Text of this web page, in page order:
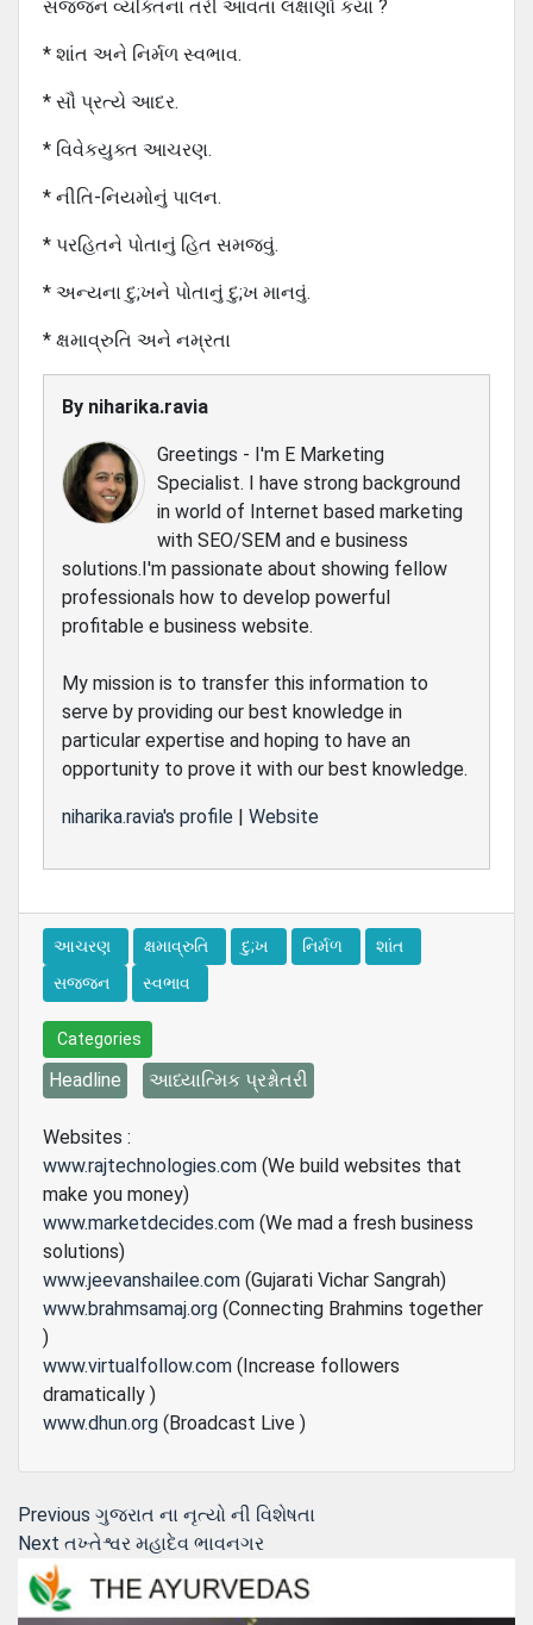
સજજન વ્યક્તિનાં તરી આવતાં લક્ષાણૉ કયાં ?
* શાંત અને નિર્મળ સ્વભાવ.
* સૌ પ્રત્યે આદર.
* વિવેકયુક્ત આચરણ.
* નીતિ-નિયમોનું પાલન.
* પરહિતને પોતાનું હિત સમજવું.
* અન્યના દુ;ખને પોતાનું દુ;ખ માનવું.
* ક્ષમાવ્રુતિ અને નમ્રતા
By niharika.ravia
Greetings - I'm E Marketing
Specialist. I have strong background
in world of Internet based marketing
with SEO/SEM and e business
solutions.I'm passionate about showing fellow
professionals how to develop powerful
profitable e business website.
My mission is to transfer this information to
serve by providing our best knowledge in
particular expertise and hoping to have an
opportunity to prove it with our best knowledge.
niharika.ravia's profile | Website
આચરણ ક્ષમાવ્રુતિ દુ;ખ નિર્મળ
શાંત
સજજન
સ્વભાવ
Categories
Headline આધ્યાત્મિક પ્રશ્નોતરી
Websites :
www.rajtechnologies.com (We build websites that
make you money)
www.marketdecides.com (We mad a fresh business
solutions)
www.jeevanshailee.com (Gujarati Vichar Sangrah)
www.brahmsamaj.org (Connecting Brahmins together
)
www.virtualfollow.com (Increase followers
dramatically )
www.dhun.org (Broadcast Live )
Post
navigation
Previous Previous
post:
ગુજરાત ના નૃત્યો ની વિશેષતા
Next Next
તખ્તેશ્વર મહાદેવ ભાવનગર